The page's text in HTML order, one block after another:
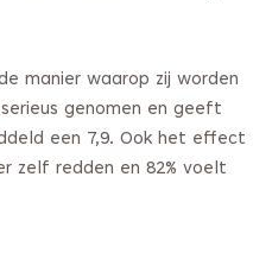
manier waarop zij worden
genomen en geeft
een 7,9. Ook het effect
zelf redden en 82% voelt